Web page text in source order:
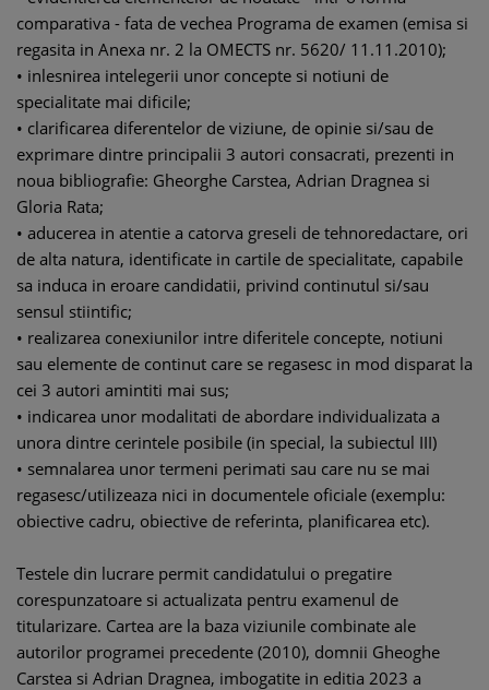
comparativa - fata de vechea Programa de examen (emisa si
regasita in Anexa nr. 2 la OMECTS nr. 5620/ 11.11.2010);
• inlesnirea intelegerii unor concepte si notiuni de
specialitate mai dificile;
• clarificarea diferentelor de viziune, de opinie si/sau de
exprimare dintre principalii 3 autori consacrati, prezenti in
noua bibliografie: Gheorghe Carstea, Adrian Dragnea si
Gloria Rata;
• aducerea in atentie a catorva greseli de tehnoredactare, ori
de alta natura, identificate in cartile de specialitate, capabile
sa induca in eroare candidatii, privind continutul si/sau
sensul stiintific;
• realizarea conexiunilor intre diferitele concepte, notiuni
sau elemente de continut care se regasesc in mod disparat la
cei 3 autori amintiti mai sus;
• indicarea unor modalitati de abordare individualizata a
unora dintre cerintele posibile (in special, la subiectul III)
• semnalarea unor termeni perimati sau care nu se mai
regasesc/utilizeaza nici in documentele oficiale (exemplu:
obiective cadru, obiective de referinta, planificarea etc).
Testele din lucrare permit candidatului o pregatire
corespunzatoare si actualizata pentru examenul de
titularizare. Cartea are la baza viziunile combinate ale
autorilor programei precedente (2010), domnii Gheoghe
Carstea si Adrian Dragnea, imbogatite in editia 2023 a